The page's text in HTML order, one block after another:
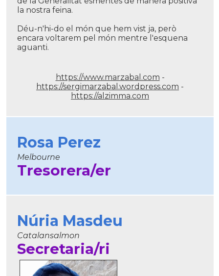
la nostra feina.
Déu-n'hi-do el món que hem vist ja, però
encara voltarem pel món mentre l'esquena
aguanti.
https://www.marzabal.com -
https://sergimarzabal.wordpress.com -
https://alzimma.com
Rosa Perez
Melbourne
Tresorera/er
Núria Masdeu
Catalansalmon
Secretaria/ri